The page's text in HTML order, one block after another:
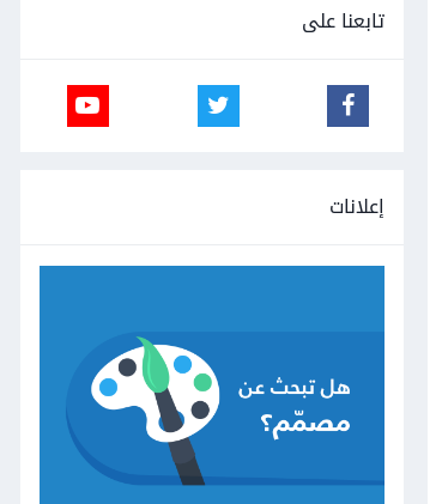
تابعنا على
إعلانات